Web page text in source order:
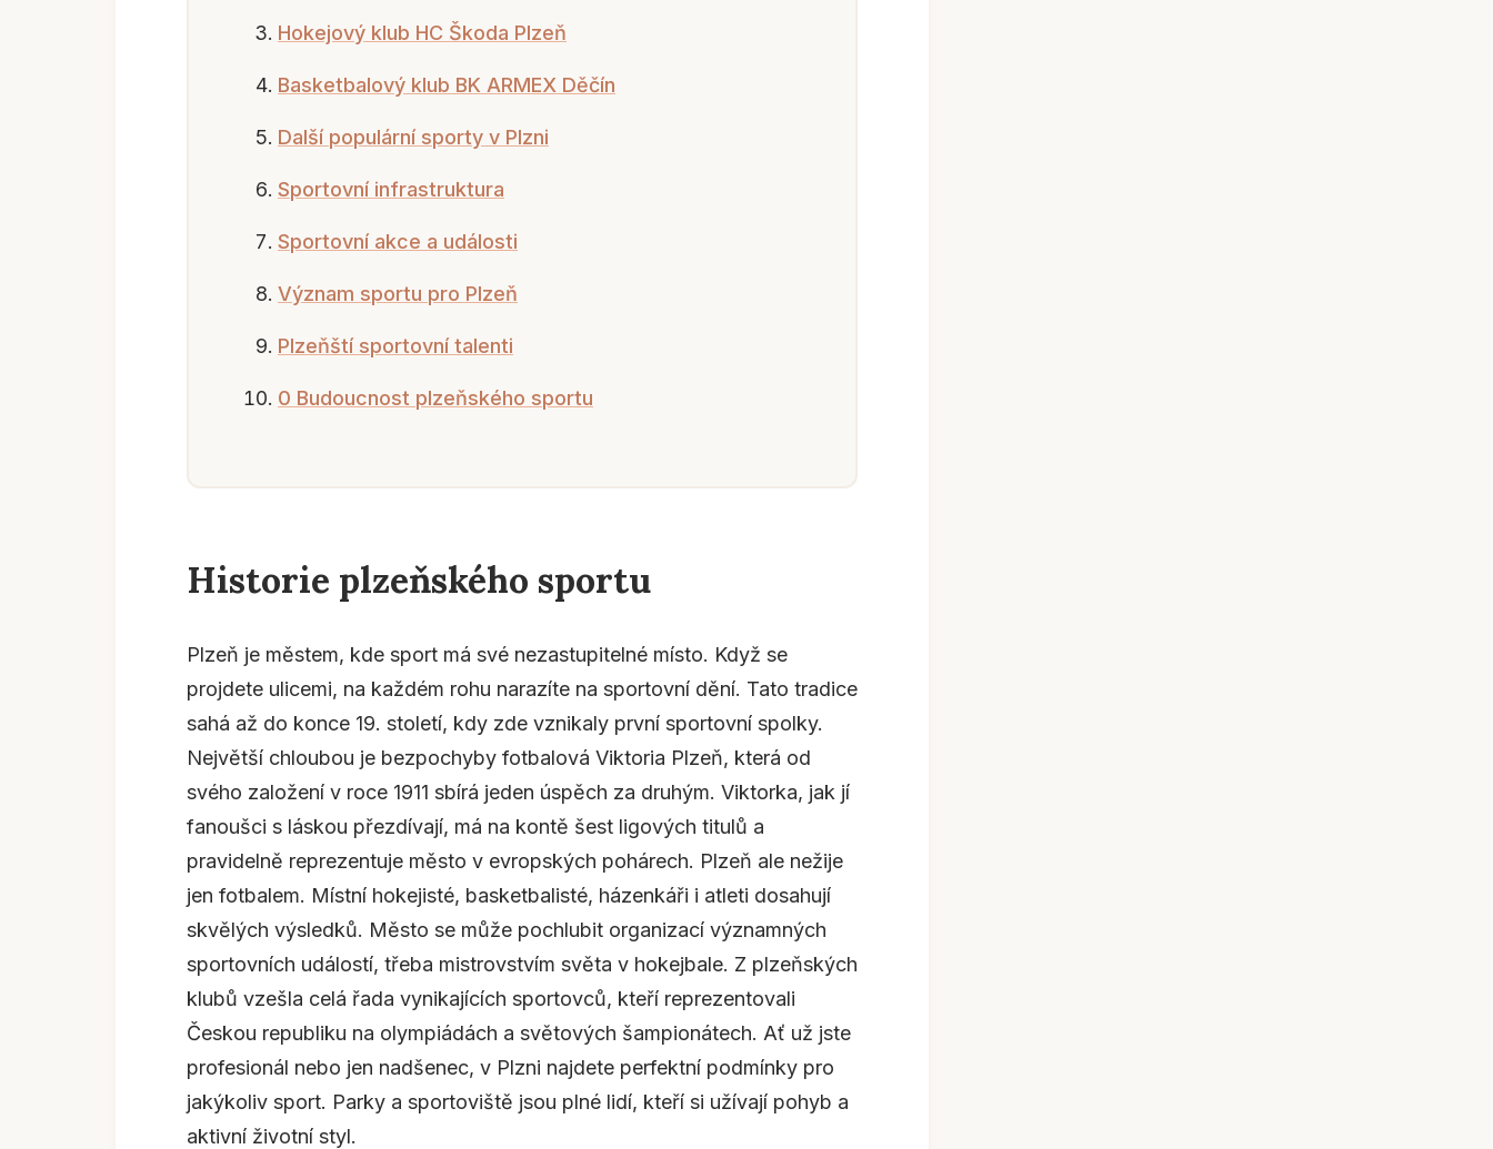
Hokejový klub HC Škoda Plzeň
Basketbalový klub BK ARMEX Děčín
Další populární sporty v Plzni
Sportovní infrastruktura
Sportovní akce a události
Význam sportu pro Plzeň
Plzeňští sportovní talenti
0 Budoucnost plzeňského sportu
Historie plzeňského sportu
Plzeň je městem, kde sport má své nezastupitelné místo. Když se
projdete ulicemi, na každém rohu narazíte na sportovní dění. Tato tradice
sahá až do konce 19. století, kdy zde vznikaly první sportovní spolky.
Největší chloubou je bezpochyby fotbalová Viktoria Plzeň, která od
svého založení v roce 1911 sbírá jeden úspěch za druhým. Viktorka, jak jí
fanoušci s láskou přezdívají, má na kontě šest ligových titulů a
pravidelně reprezentuje město v evropských pohárech. Plzeň ale nežije
jen fotbalem. Místní hokejisté, basketbalisté, házenkáři i atleti dosahují
skvělých výsledků. Město se může pochlubit organizací významných
sportovních událostí, třeba mistrovstvím světa v hokejbale. Z plzeňských
klubů vzešla celá řada vynikajících sportovců, kteří reprezentovali
Českou republiku na olympiádách a světových šampionátech. Ať už jste
profesionál nebo jen nadšenec, v Plzni najdete perfektní podmínky pro
jakýkoliv sport. Parky a sportoviště jsou plné lidí, kteří si užívají pohyb a
aktivní životní styl.